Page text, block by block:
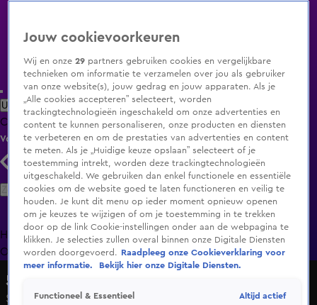
Uitzending Gemist Populaire programma's Zenders Genres
ClipsFilmsRadioSmart TV inlogShop
Volg KIJK
Zoeken
HomeUitzending Gemist Programma's De Bondgenoten
OranjezomerLivestreamsShop
50/50
Seizoen 7, aflevering 76
Jouw cookievoorkeuren
Wij en onze29 partners gebruiken cookies en vergelijkbare
technieken om informatie te verzamelen over jou als gebruiker
van onze website(s), jouw gedrag en jouw apparaten. Als je
„Alle cookies accepteren” selecteert, worden
trackingtechnologieën ingeschakeld om onze advertenties en
content te kunnen personaliseren, onze producten en diensten
te verbeteren en om de prestaties van advertenties en content
te meten. Als je „Huidige keuze opslaan” selecteert of je
toestemming intrekt, worden deze trackingtechnologieën
uitgeschakeld. We gebruiken dan enkel functionele en essentiële
cookies om de website goed te laten functioneren en veilig te
houden. Je kunt dit menu op ieder moment opnieuw openen
om je keuzes te wijzigen of om je toestemming in te trekken
door op de link Cookie-instellingen onder aan de webpagina te
klikken. Je selecties zullen overal binnen onze Digitale Diensten
worden doorgevoerd.
Raadpleeg onze Cookieverklaring voor
meer informatie.
Bekijk hier onze Digitale Diensten.
Functioneel & Essentieel Altijd actief